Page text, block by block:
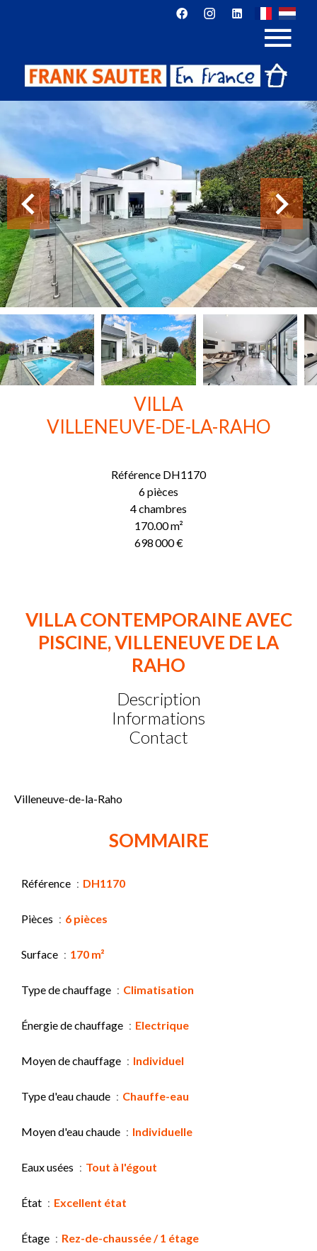
VILLA
VILLENEUVE-DE-LA-RAHO
Référence DH1170
6 pièces
4 chambres
170.00m²
698 000 €
VILLA CONTEMPORAINE AVEC
PISCINE, VILLENEUVE DE LA
RAHO
Description
Informations
Contact
Villeneuve-de-la-Raho
SOMMAIRE
Référence DH1170
Pièces 6 pièces
Surface 170 m²
Type de chauffage Climatisation
Énergie de chauffage Electrique
Moyen de chauffage Individuel
Type d'eau chaude Chauffe-eau
Moyen d'eau chaude Individuelle
Eaux usées Tout à l'égout
État Excellent état
Étage Rez-de-chaussée / 1 étage